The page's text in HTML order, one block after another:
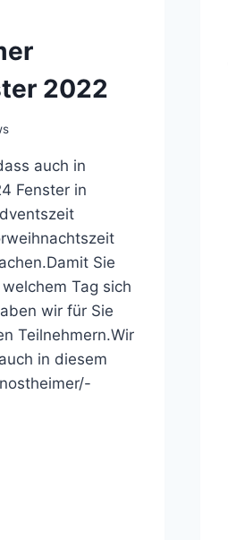
2022
auch in
Fenster in
Sie
Tag sich
wir für Sie
Teilnehmern.Wir
in diesem